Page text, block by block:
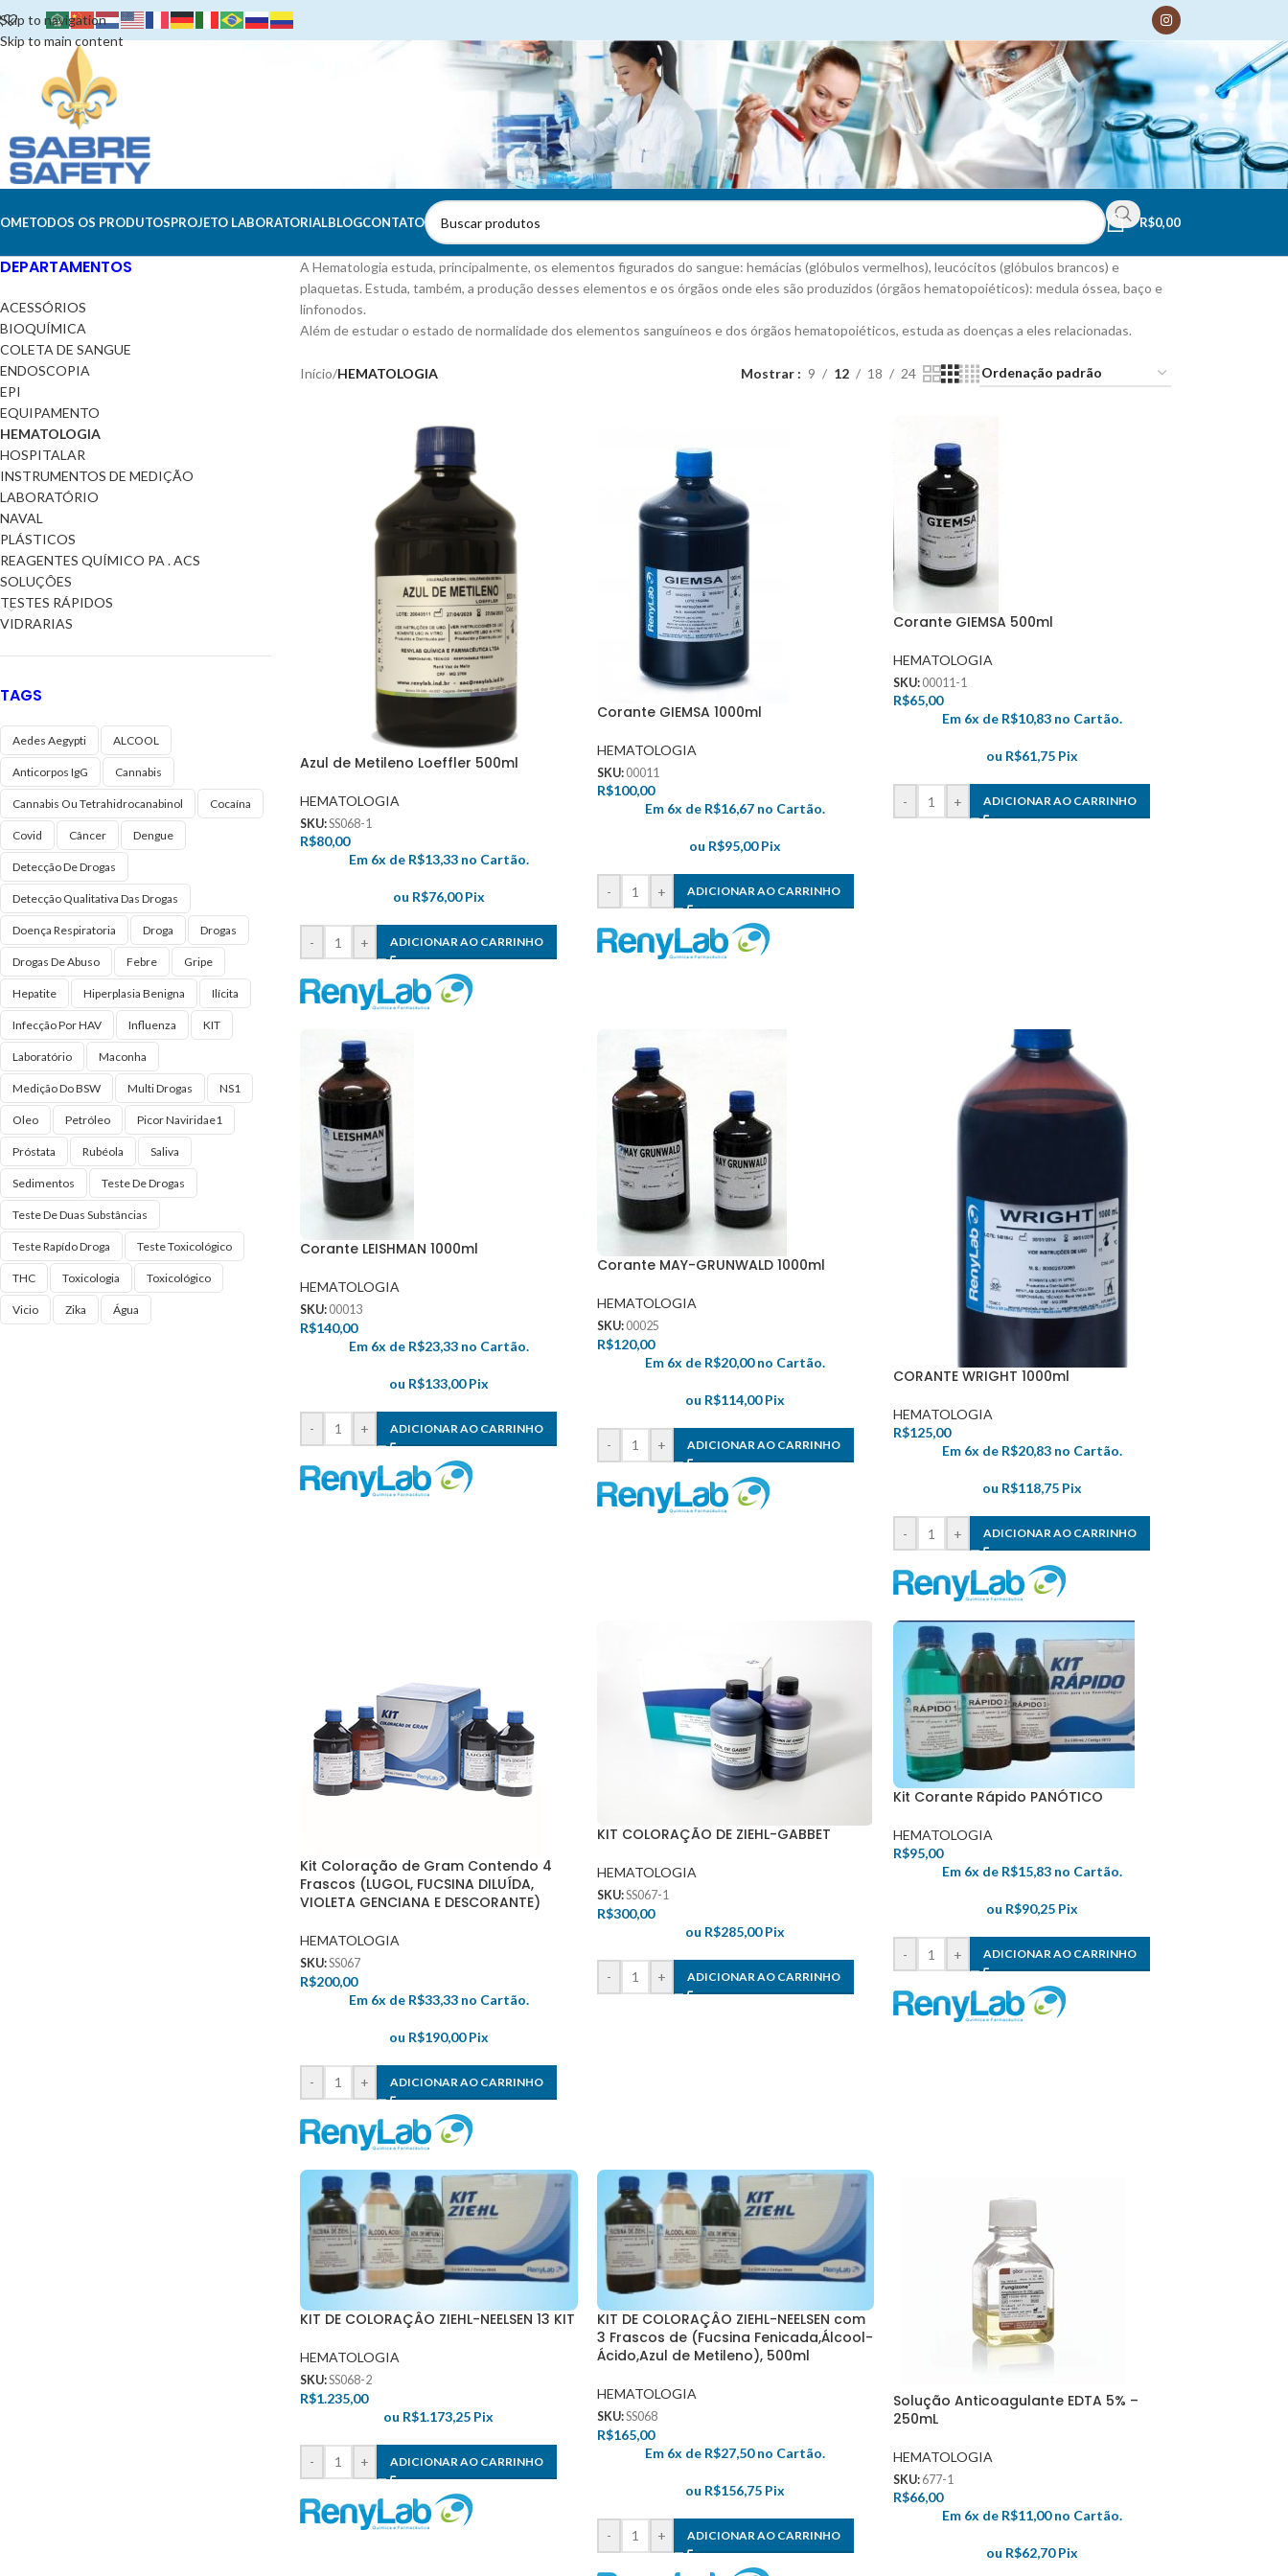
Skip to navigation
Skip to main content
TODOS OS PRODUTOSPROJETO LABORATORIALBLOGCONTATO R$0,00
DEPARTAMENTOS
ACESSÓRIOS
BIOQUÍMICA
COLETA DE SANGUE
ENDOSCOPIA
EPI
EQUIPAMENTO
HEMATOLOGIA
HOSPITALAR
INSTRUMENTOS DE MEDIÇÃO
LABORATÓRIO
NAVAL
PLÁSTICOS
REAGENTES QUÍMICO PA . ACS
SOLUÇÔES
TESTES RÁPIDOS
VIDRARIAS
TAGS
Aedes Aegypti ALCOOL
Anticorpos IgG Cannabis
Cannabis Ou Tetrahidrocanabinol Cocaína
Covid Câncer Dengue
Detecção De Drogas
Detecção Qualitativa Das Drogas
Doença Respiratoria Droga Drogas
Drogas De Abuso Febre Gripe
Hepatite Hiperplasia Benigna Ilícita
Infecção Por HAV Influenza KIT
Laboratório Maconha
Medição Do BSW Multi Drogas NS1
Oleo Petróleo Picor Naviridae1
Próstata Rubéola Saliva
Sedimentos Teste De Drogas
Teste De Duas Substâncias
Teste Rapído Droga Teste Toxicológico
THC Toxicologia Toxicológico
Vicio Zika Água
A Hematologia estuda, principalmente, os elementos figurados do sangue: hemácias (glóbulos vermelhos), leucócitos (glóbulos brancos) e
plaquetas. Estuda, também, a produção desses elementos e os órgãos onde eles são produzidos (órgãos hematopoiéticos): medula óssea, baço e
linfonodos.
Além de estudar o estado de normalidade dos elementos sanguíneos e dos órgãos hematopoiéticos, estuda as doenças a eles relacionadas.
Início/HEMATOLOGIA Mostrar 9 12 18 24
Azul de Metileno Loeffler 500ml
HEMATOLOGIA
SKU:SS068-1
R$80,00
Em 6x de R$13,33 no Cartão.
ou R$76,00 Pix
- + ADICIONAR AO CARRINHO
Corante GIEMSA 1000ml
HEMATOLOGIA
SKU: 00011
R$100,00
Em 6x de R$16,67 no Cartão.
ou R$95,00 Pix
- + ADICIONAR AO CARRINHO
Corante GIEMSA 500ml
HEMATOLOGIA
SKU: 00011-1
R$65,00
Em 6x de R$10,83 no Cartão.
ou R$61,75 Pix
- + ADICIONAR AO CARRINHO
Corante LEISHMAN 1000ml
HEMATOLOGIA
SKU: 00013
R$140,00
Em 6x de R$23,33 no Cartão.
ou R$133,00 Pix
- + ADICIONAR AO CARRINHO
Corante MAY-GRUNWALD 1000ml
HEMATOLOGIA
SKU: 00025
R$120,00
Em 6x de R$20,00 no Cartão.
ou R$114,00 Pix
- + ADICIONAR AO CARRINHO
CORANTE WRIGHT 1000ml
HEMATOLOGIA
R$125,00
Em 6x de R$20,83 no Cartão.
ou R$118,75 Pix
- + ADICIONAR AO CARRINHO
Kit Coloração de Gram Contendo 4
Frascos (LUGOL, FUCSINA DILUÍDA,
VIOLETA GENCIANA E DESCORANTE)
HEMATOLOGIA
SKU:SS067
R$200,00
Em 6x de R$33,33 no Cartão.
ou R$190,00 Pix
- + ADICIONAR AO CARRINHO
KIT COLORAÇÃO DE ZIEHL-GABBET
HEMATOLOGIA
SKU:SS067-1
R$300,00
ou R$285,00 Pix
- + ADICIONAR AO CARRINHO
Kit Corante Rápido PANÓTICO
HEMATOLOGIA
R$95,00
Em 6x de R$15,83 no Cartão.
ou R$90,25 Pix
- + ADICIONAR AO CARRINHO
KIT DE COLORAÇÂO ZIEHL-NEELSEN 13 KIT
HEMATOLOGIA
SKU:SS068-2
R$1.235,00
ou R$1.173,25 Pix
- + ADICIONAR AO CARRINHO
KIT DE COLORAÇÂO ZIEHL-NEELSEN com
3 Frascos de (Fucsina Fenicada,Álcool-
Ácido,Azul de Metileno), 500ml
HEMATOLOGIA
SKU:SS068
R$165,00
Em 6x de R$27,50 no Cartão.
ou R$156,75 Pix
- + ADICIONAR AO CARRINHO
Solução Anticoagulante EDTA 5% –
250mL
HEMATOLOGIA
SKU: 677-1
R$66,00
Em 6x de R$11,00 no Cartão.
ou R$62,70 Pix